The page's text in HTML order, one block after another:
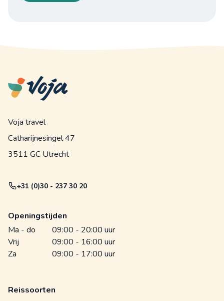
Voja travel
Catharijnesingel 47
3511 GC Utrecht
+31 (0)30 - 237 30 20
Openingstijden
Ma - do
09:00 - 20:00 uur
Vrij
09:00 - 16:00 uur
Za
09:00 - 17:00 uur
Reissoorten